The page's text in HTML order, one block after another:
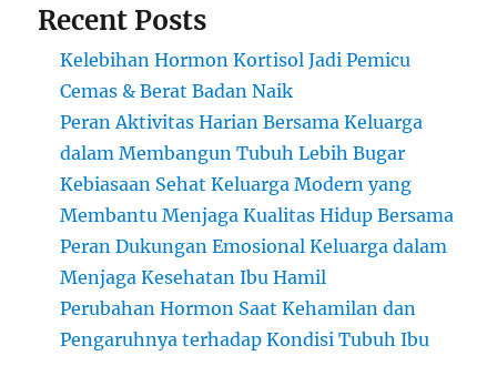
Recent Posts
Kelebihan Hormon Kortisol Jadi Pemicu
Cemas & Berat Badan Naik
Peran Aktivitas Harian Bersama Keluarga
dalam Membangun Tubuh Lebih Bugar
Kebiasaan Sehat Keluarga Modern yang
Membantu Menjaga Kualitas Hidup Bersama
Peran Dukungan Emosional Keluarga dalam
Menjaga Kesehatan Ibu Hamil
Perubahan Hormon Saat Kehamilan dan
Pengaruhnya terhadap Kondisi Tubuh Ibu